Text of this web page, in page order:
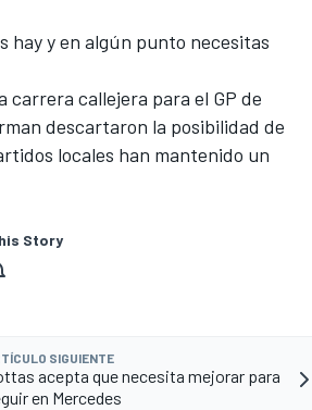
hay y en algún punto necesitas
carrera callejera para el GP de
descartaron la posibilidad de
locales han mantenido un
Story
SIGUIENTE
acepta que necesita mejorar para
en Mercedes